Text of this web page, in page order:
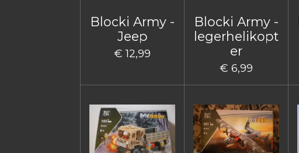
Blocki Army -
Jeep
€ 12,99
Blocki Army -
legerhelikopt
er
€ 6,99